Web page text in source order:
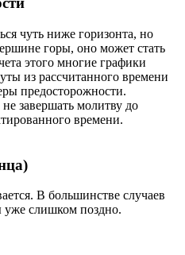
чуть ниже горизонта, но
горы, оно может стать
этого многие графики
из рассчитанного времени
предосторожности.
завершать молитву до
времени.
В большинстве случаев
слишком поздно.